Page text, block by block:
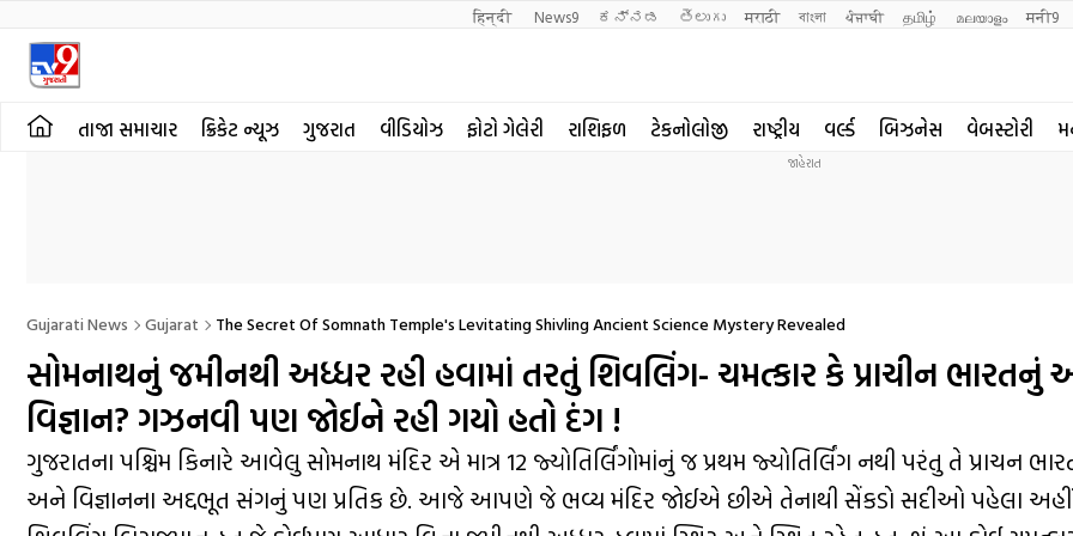
हिन्दी News9 ಕನ್ನಡ తెలుగు मराठी বাংলা ਪੰਜਾਬੀ தமிழ் മലയാളം मनी9
તાજા સમાચાર ક્રિકેટ ન્યૂઝ ગુજરાત વીડિયોઝ ફોટો ગેલેરી રાશિફળ ટેકનોલોજી રાષ્ટ્રીય વર્લ્ડ બિઝનેસ વેબસ્ટોરી
Gujarati News Gujarat The Secret Of Somnath Temple's Levitating Shivling Ancient Science Mystery Revealed
સોમનાથનું જમીનથી અધ્ધર રહી હવામાં તરતું શિવલિંગ- ચમત્કાર કે પ્રાચીન
વિજ્ઞાન? ગઝનવી પણ જોઈને રહી ગયો હતો દંગ !
ગુજરાતના પશ્ચિમ કિનારે આવેલુ સોમનાથ મંદિર એ માત્ર 12 જ્યોતિર્લિંગોમાંનું જ પ્રથમ જ્યોતિર્લિંગ નથી પરંતુ તે પ્રાચન
અને વિજ્ઞાનના અદ્દભૂત સંગનું પણ પ્રતિક છે. આજે આપણે જે ભવ્ય મંદિર જોઈએ છીએ તેનાથી સેંકડો સદીઓ પહેલા